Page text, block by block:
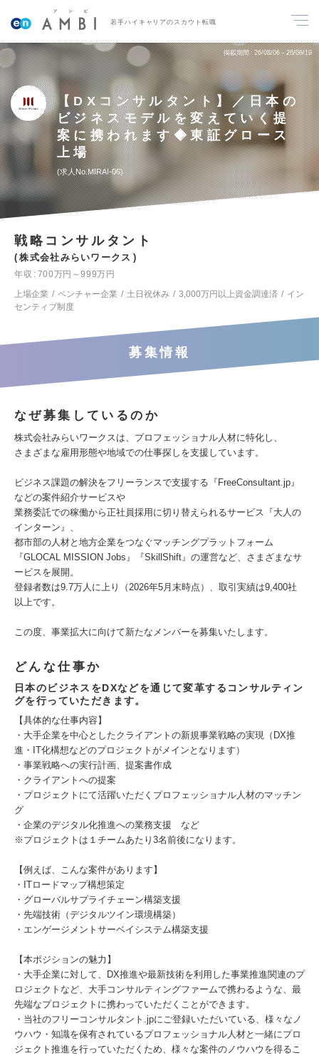
若手ハイキャリアのスカウト転職
掲載期間 26/08/06～26/08/19
【DXコンサルタント】／日本の
ビジネスモデルを変えていく提
案に携われます◆東証グロース
上場
求人No.MIRAI-06
戦略コンサルタント
株式会社みらいワークス
年収
700万円～999万円
上場企業
ベンチャー企業 土日祝休み 3,000万円以上資金調達済
イン
センティブ制度
募集情報
なぜ募集しているのか
株式会社みらいワークスは、プロフェッショナル人材に特化し、
さまざまな雇用形態や地域での仕事探しを支援しています。
ビジネス課題の解決をフリーランスで支援する『FreeConsultant.jp』
などの案件紹介サービスや
業務委託での稼働から正社員採用に切り替えられるサービス『大人の
インターン』、
都市部の人材と地方企業をつなぐマッチングプラットフォーム
『GLOCAL MISSION Jobs』『SkillShift』の運営など、さまざまなサ
ービスを展開。
登録者数は9.7万人に上り（2026年5月末時点）、取引実績は9,400社
以上です。
この度、事業拡大に向けて新たなメンバーを募集いたします。
どんな仕事か
日本のビジネスをDXなどを通じて変革するコンサルティン
グを行っていただきます。
【具体的な仕事内容】
・大手企業を中心としたクライアントの新規事業戦略の実現（DX推
進・IT化構想などのプロジェクトがメインとなります）
・事業戦略への実行計画、提案書作成
・クライアントへの提案
・プロジェクトにて活躍いただくプロフェッショナル人材のマッチン
グ
・企業のデジタル化推進への業務支援 など
※プロジェクトは１チームあたり3名前後になります。
【例えば、こんな案件があります】
・ITロードマップ構想策定
・グローバルサプライチェーン構築支援
・先端技術（デジタルツイン環境構築）
・エンゲージメントサーベイシステム構築支援
【本ポジションの魅力】
・大手企業に対して、DX推進や最新技術を利用した事業推進関連のプ
ロジェクトなど、大手コンサルティングファームで携わるような、最
先端なプロジェクトに携わっていただくことができます。
・当社のフリーコンサルタント.jpにご登録いただいている、様々なノ
ウハウ・知識を保有されているプロフェッショナル人材と一緒にプロ
ジェクト推進を行っていただくため、様々な案件のノウハウを得るこ